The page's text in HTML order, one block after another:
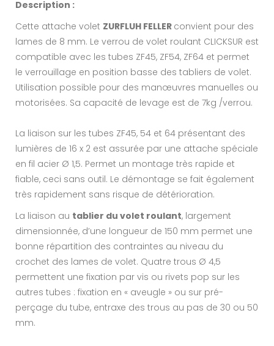
Description :
Cette attache volet ZURFLUH FELLER convient pour des
lames de 8 mm. Le verrou de volet roulant CLICKSUR est
compatible avec les tubes ZF45, ZF54, ZF64 et permet
le verrouillage en position basse des tabliers de volet.
Utilisation possible pour des manœuvres manuelles ou
motorisées. Sa capacité de levage est de 7kg /verrou.
La liaison sur les tubes ZF45, 54 et 64 présentant des
lumières de 16 x 2 est assurée par une attache spéciale
en fil acier Ø 1,5. Permet un montage très rapide et
fiable, ceci sans outil. Le démontage se fait également
très rapidement sans risque de détérioration.
La liaison au tablier du volet roulant, largement
dimensionnée, d’une longueur de 150 mm permet une
bonne répartition des contraintes au niveau du
crochet des lames de volet. Quatre trous Ø 4,5
permettent une fixation par vis ou rivets pop sur les
autres tubes : fixation en « aveugle » ou sur pré-
perçage du tube, entraxe des trous au pas de 30 ou 50
mm.